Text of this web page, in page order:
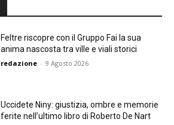
Feltre riscopre con il Gruppo Fai la sua
anima nascosta tra ville e viali storici
redazione - 9 Agosto 2026
Uccidete Niny: giustizia, ombre e memorie
ferite nell’ultimo libro di Roberto De Nart